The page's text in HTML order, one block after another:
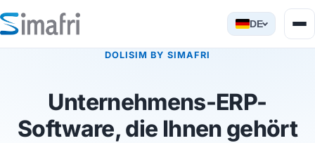
DE
DOLISIM BY SIMAFRI
Unternehmens-ERP-
Software, die Ihnen gehört